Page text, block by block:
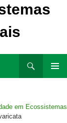
em Ecossistemas